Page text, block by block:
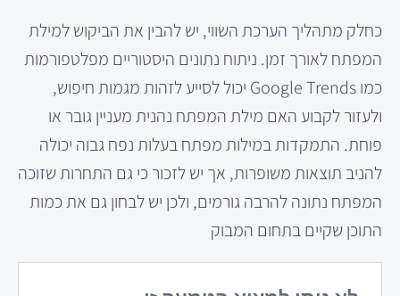
כחלק מתהליך הערכת השווי, יש להבין את הביקוש למילת
המפתח לאורך זמן. ניתוח נתונים היסטוריים מפלטפורמות
כמו Google Trends יכול לסייע לזהות מגמות חיפוש,
ולעזור לקבוע האם מילת המפתח נהנית מעניין גובר או
פוחת. התמקדות במילות מפתח בעלות נפח גבוה יכולה
להניב תוצאות משופרות, אך יש לזכור כי גם התחרות שזוכה
המפתח נתונה להרבה גורמים, ולכן יש לבחון גם את כמות
התוכן שקיים בתחום המבוק